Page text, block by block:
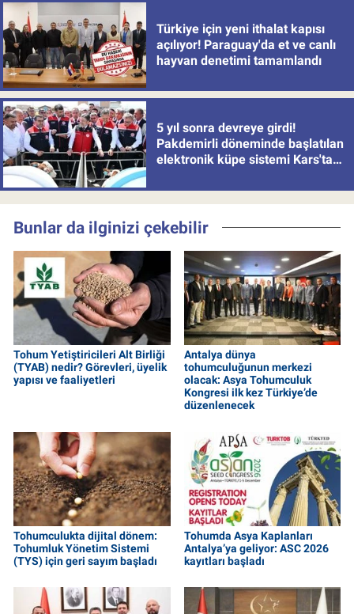
Türkiye için yeni ithalat kapısı
açılıyor! Paraguay'da et ve canlı
hayvan denetimi tamamlandı
5 yıl sonra devreye girdi!
Pakdemirli döneminde başlatılan
elektronik küpe sistemi Kars'tan
Bunlar da ilginizi çekebilir
Tohum Yetiştiricileri Alt Birliği
(TYAB) nedir? Görevleri, üyelik
yapısı ve faaliyetleri
Antalya dünya
tohumculuğunun merkezi
olacak: Asya Tohumculuk
Kongresi ilk kez Türkiye’de
düzenlenecek
Tohumculukta dijital dönem:
Tohumluk Yönetim Sistemi
(TYS) için geri sayım başladı
Tohumda Asya Kaplanları
Antalya’ya geliyor: ASC 2026
kayıtları başladı